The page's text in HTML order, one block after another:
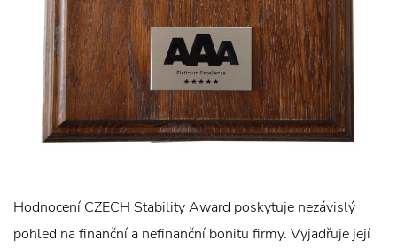
Hodnocení CZECH Stability Award poskytuje nezávislý
pohled na finanční a nefinanční bonitu firmy. Vyjadřuje její